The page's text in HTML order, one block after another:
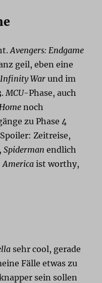
Avengers: Endgame
geil, eben eine
Infinity War und im
MCU-Phase, auch
noch
zu Phase 4
Zeitreise,
Spiderman endlich
Americaist worthy,
sehr cool, gerade
Fälle etwas zu
sein sollen